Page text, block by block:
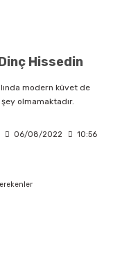
Hissedin
modern küvet de
olmamaktadır.
06/08/2022 10:56